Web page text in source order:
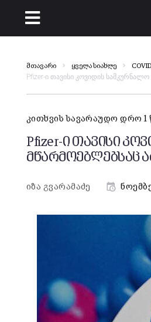
მთავარი ყველა სიახლე
Pfizer-ი თავისი კოვიდის
კითხვის სავარაუდო დრო 1
Pfizer-ი თავისი
მწარმოებლებსაც
იზა გვარამაძე